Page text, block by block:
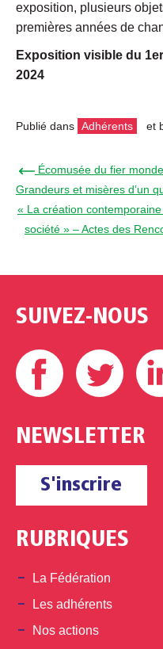
exposition, plusieurs
premières années de
Exposition visible du
2024
Publié dans Adhérents et
← Écomusée du fier
Grandeurs et misères d’un
« La création
société » – Actes des
SUIVEZ-NOUS
Facebook
NEWSLETTER
S'inscrire
RUBRIQUES
La Fédération
Les adhérents
Nos actions